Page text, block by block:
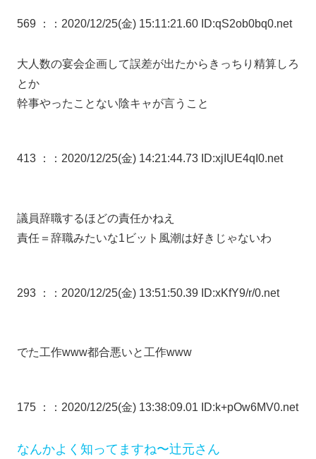
569 ： ：2020/12/25(金) 15:11:21.60 ID:qS2ob0bq0.net
大人数の宴会企画して誤差が出たからきっちり精算しろ
とか
幹事やったことない陰キャが言うこと
413 ： ：2020/12/25(金) 14:21:44.73 ID:xjIUE4qI0.net
議員辞職するほどの責任かねえ
責任＝辞職みたいな1ビット風潮は好きじゃないわ
293 ： ：2020/12/25(金) 13:51:50.39 ID:xKfY9/r/0.net
でた工作www都合悪いと工作www
175 ： ：2020/12/25(金) 13:38:09.01 ID:k+pOw6MV0.net
なんかよく知ってますね〜辻元さん